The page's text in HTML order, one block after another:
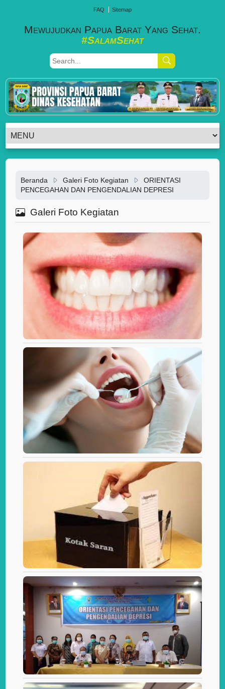
FAQ Sitemap
Mewujudkan Papua Barat Yang Sehat.
#SalamSehat
Beranda Galeri Foto Kegiatan
ORIENTASI
PENCEGAHAN DAN PENGENDALIAN DEPRESI
Galeri Foto Kegiatan